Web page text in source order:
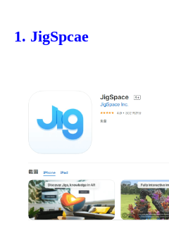
1. JigSpcae